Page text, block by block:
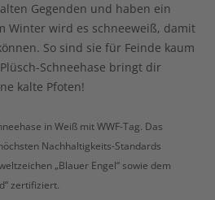
Gegenden und haben ein
Winter wird es schneeweiß, damit
So sind sie für Feinde kaum
Schneehase bringt dir
kalte Pfoten!
in Weiß mit WWF-Tag. Das
Nachhaltigkeits-Standards
„Blauer Engel“ sowie dem
zertifiziert.